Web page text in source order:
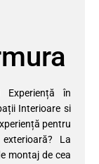
Experiență în
Interioare si
pentru
La
montaj de cea